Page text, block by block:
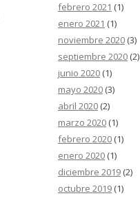
febrero 2021 (1)
enero 2021 (1)
noviembre 2020 (3)
septiembre 2020 (2)
junio 2020 (1)
mayo 2020 (3)
abril 2020 (2)
marzo 2020 (1)
febrero 2020 (1)
enero 2020 (1)
diciembre 2019 (2)
octubre 2019 (1)